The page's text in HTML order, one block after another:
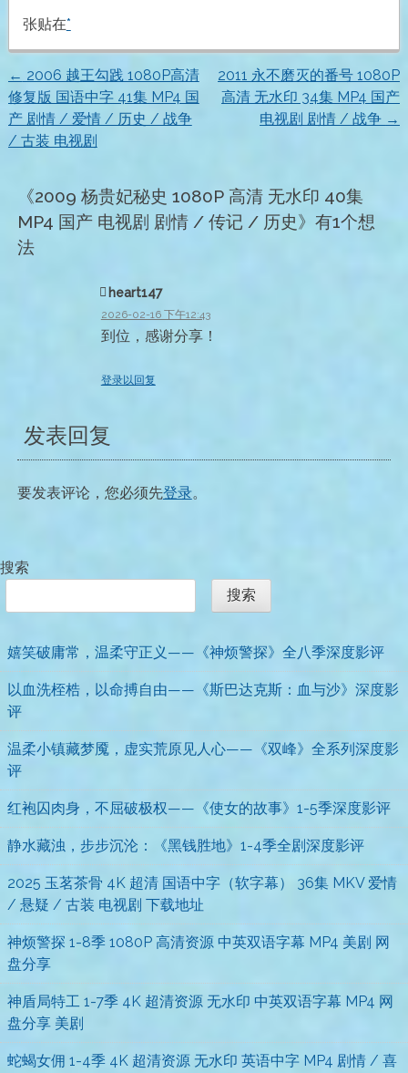
张贴在*
文
章
航
← 2006 越王勾践 1080P高清
修复版 国语中字 41集 MP4 国
产 剧情 / 爱情 / 历史 / 战争
/ 古装 电视剧
2011 永不磨灭的番号 1080P
高清 无水印 34集 MP4 国产
电视剧 剧情 / 战争 →
《2009 杨贵妃秘史 1080P 高清 无水印 40集
MP4 国产 电视剧 剧情 / 传记 / 历史》有1个想
法
heart147
2026-02-16 下午12:43
到位，感谢分享！
登录以回复
发表回复
要发表评论，您必须先登录。
搜索
搜索
嬉笑破庸常，温柔守正义——《神烦警探》全八季深度影评
以血洗桎梏，以命搏自由——《斯巴达克斯：血与沙》深度影
评
温柔小镇藏梦魇，虚实荒原见人心——《双峰》全系列深度影
评
红袍囚肉身，不屈破极权——《使女的故事》1-5季深度影评
静水藏浊，步步沉沦：《黑钱胜地》1-4季全剧深度影评
2025 玉茗茶骨 4K 超清 国语中字（软字幕） 36集 MKV 爱情
/ 悬疑 / 古装 电视剧 下载地址
神烦警探 1-8季 1080P 高清资源 中英双语字幕 MP4 美剧 网
盘分享
神盾局特工 1-7季 4K 超清资源 无水印 中英双语字幕 MP4 网
盘分享 美剧
蛇蝎女佣 1-4季 4K 超清资源 无水印 英语中字 MP4 剧情 / 喜